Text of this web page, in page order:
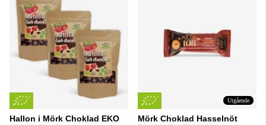
Hallon i Mörk Choklad EKO
Utgående
Mörk Choklad Hasselnöt